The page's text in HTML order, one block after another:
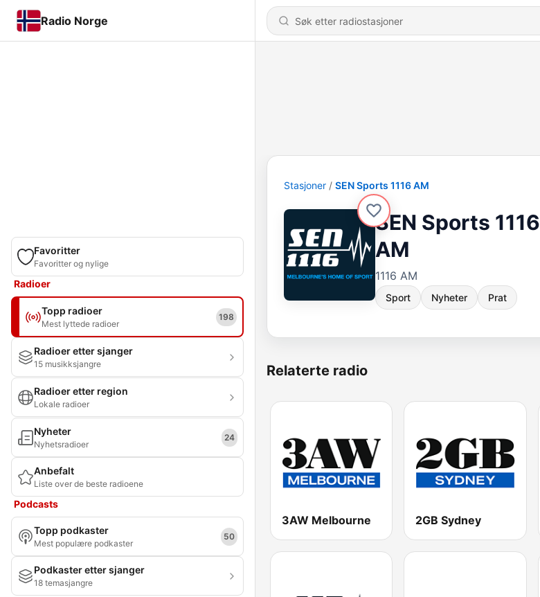
Radio Norge
Favoritter
Favoritter og nylige
Radioer
Topp radioer
Mest lyttede radioer
198
Radioer etter sjanger
15 musikksjangre
Radioer etter region
Lokale radioer
Nyheter
Nyhetsradioer
24
Anbefalt
Liste over de beste radioene
Podcasts
Topp podkaster
Mest populære podkaster
50
Podkaster etter sjanger
18 temasjangre
Stasjoner SEN Sports 1116 AM
SEN Sports 1116
AM
1116 AM
Sport Nyheter Prat
Relaterte radio
3AW Melbourne 2GB Sydney